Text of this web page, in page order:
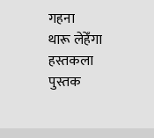
गहना
थारू लेहेँगा
हस्तकला
पुस्तक